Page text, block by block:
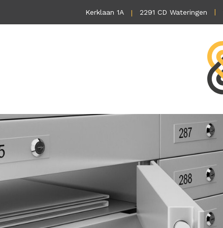
Kerklaan 1A 2291 CD Wateringen